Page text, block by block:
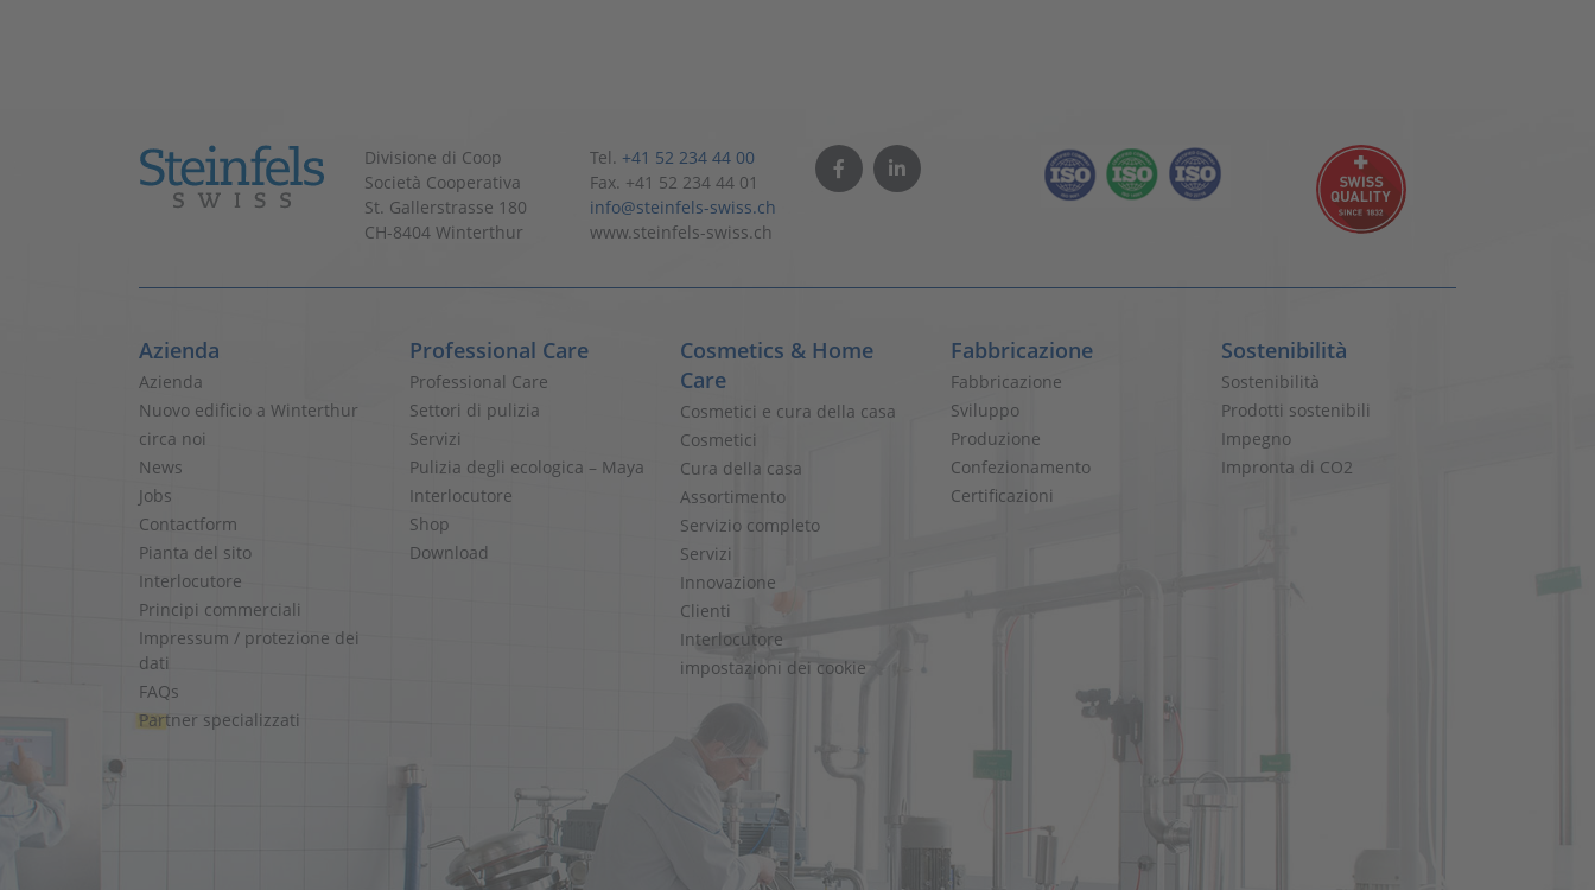
Divisione di Coop
Società Cooperativa
St. Gallerstrasse 180
CH-8404 Winterthur
Tel. +41 52 234 44 00
Fax. +41 52 234 44 01
info@steinfels-swiss.ch
www.steinfels-swiss.ch
Azienda
Azienda
Nuovo edificio a Winterthur
circa noi
News
Jobs
Contactform
Pianta del sito
Interlocutore
Principi commerciali
Impressum / protezione dei
dati
FAQs
Partner specializzati
Professional Care
Professional Care
Settori di pulizia
Servizi
Pulizia degli ecologica – Maya
Interlocutore
Shop
Download
Cosmetics & Home
Care
Cosmetici e cura della casa
Cosmetici
Cura della casa
Assortimento
Servizio completo
Servizi
Innovazione
Clienti
Interlocutore
impostazioni dei cookie
Fabbricazione
Fabbricazione
Sviluppo
Produzione
Confezionamento
Certificazioni
Sostenibilità
Sostenibilità
Prodotti sostenibili
Impegno
Impronta di CO2